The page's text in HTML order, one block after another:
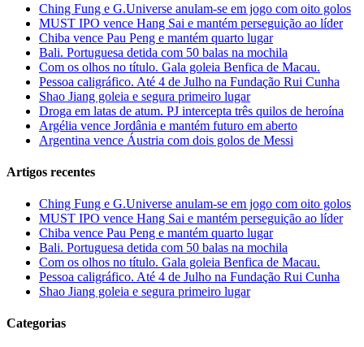
Ching Fung e G.Universe anulam-se em jogo com oito golos
MUST IPO vence Hang Sai e mantém perseguição ao líder
Chiba vence Pau Peng e mantém quarto lugar
Bali. Portuguesa detida com 50 balas na mochila
Com os olhos no título. Gala goleia Benfica de Macau.
Pessoa caligráfico. Até 4 de Julho na Fundação Rui Cunha
Shao Jiang goleia e segura primeiro lugar
Droga em latas de atum. PJ intercepta três quilos de heroína
Argélia vence Jordânia e mantém futuro em aberto
Argentina vence Áustria com dois golos de Messi
Artigos recentes
Ching Fung e G.Universe anulam-se em jogo com oito golos
MUST IPO vence Hang Sai e mantém perseguição ao líder
Chiba vence Pau Peng e mantém quarto lugar
Bali. Portuguesa detida com 50 balas na mochila
Com os olhos no título. Gala goleia Benfica de Macau.
Pessoa caligráfico. Até 4 de Julho na Fundação Rui Cunha
Shao Jiang goleia e segura primeiro lugar
Categorias